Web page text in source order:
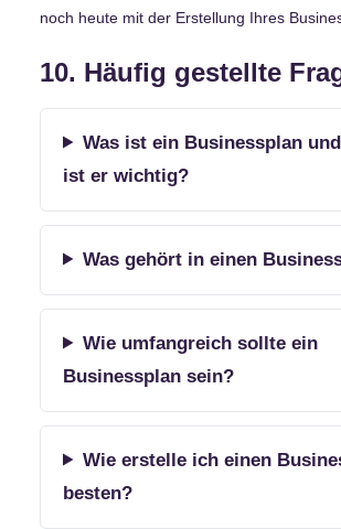
noch heute mit der Erstellung Ihres
10. Häufig gestellte
Was ist ein Businessplan
ist er wichtig?
Was gehört in einen
Wie umfangreich sollte ein
Businessplan sein?
Wie erstelle ich einen
besten?